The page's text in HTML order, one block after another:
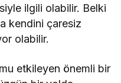
ilgili olabilir. Belki
kendini çaresiz
olabilir.
etkileyen önemli bir